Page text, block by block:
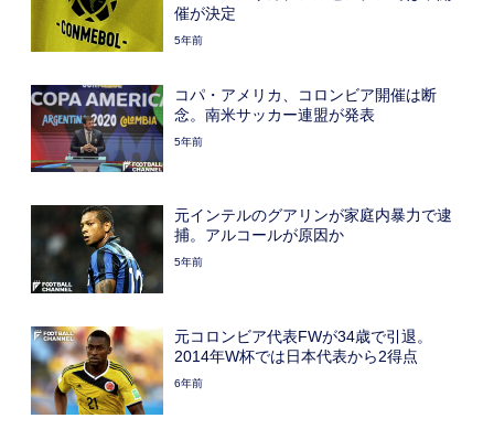
催が決定
5年前
コパ・アメリカ、コロンビア開催は断
念。南米サッカー連盟が発表
5年前
元インテルのグアリンが家庭内暴力で逮
捕。アルコールが原因か
5年前
元コロンビア代表FWが34歳で引退。
2014年W杯では日本代表から2得点
6年前